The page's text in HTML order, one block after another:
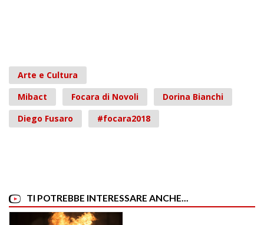
Arte e Cultura
Mibact
Focara di Novoli
Dorina Bianchi
Diego Fusaro
#focara2018
TI POTREBBE INTERESSARE ANCHE...